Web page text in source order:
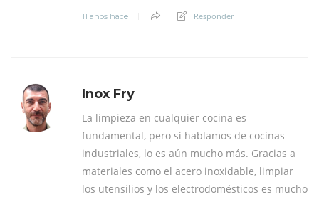
11 años hace Responder
Inox Fry
La limpieza en cualquier cocina es
fundamental, pero si hablamos de cocinas
industriales, lo es aún mucho más. Gracias a
materiales como el acero inoxidable, limpiar
los utensilios y los electrodomésticos es mucho